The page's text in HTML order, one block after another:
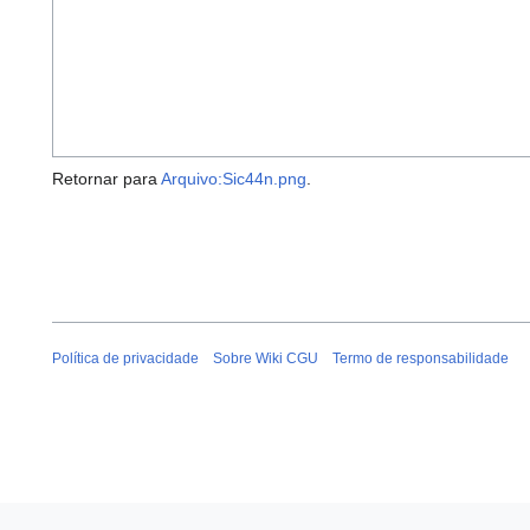
Retornar paraArquivo:Sic44n.png.
Política de privacidade Sobre Wiki CGU Termo de responsabilidade